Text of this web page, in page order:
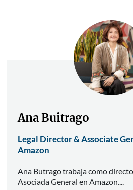
Ana Buitrago
Legal Director & Associate
Amazon
Ana Butrago trabaja como
Asociada General en Amazon....